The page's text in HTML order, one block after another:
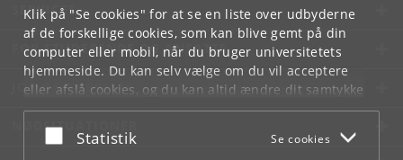
Klik på "Se cookies" for at se en liste over udbyderne
af de forskellige cookies, som kan blive gemt på din
computer eller mobil, når du bruger universitetets
hjemmeside. Du kan selv vælge om du vil acceptere
eller afslå cookies, og du kan altid ændre dit samtykke
underCookie- og privatlivspolitiksom du finder i
bunden af hver side.
Acceptér eller afslå
Statistik Se cookies
SERVICES
FOR STUDERENDE OG ANSATTE
JOB OG KARRIERE
NØDSITUATIONER